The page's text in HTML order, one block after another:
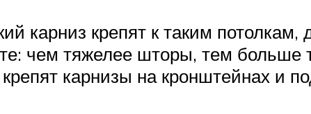
карниз крепят к таким потолкам,
чем тяжелее шторы, тем больше
карнизы на кронштейнах и